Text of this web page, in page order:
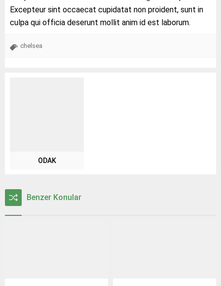
Excepteur sint occaecat cupidatat non proident, sunt in
culpa qui officia deserunt mollit anim id est laborum.
chelsea
ODAK
Benzer Konular